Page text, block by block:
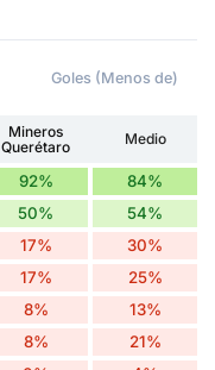
Goles (Menos de)
Mineros
Querétaro
Medio
92% 84%
50% 54%
17% 30%
17% 25%
8% 13%
8% 21%